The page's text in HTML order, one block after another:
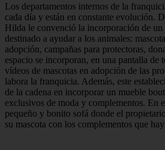
Los departamentos internos de la
cada día y están en constante evolución.
Hilda le con­venció la incorporación de
destinado a ayudar a los ani­males:
adopción, campañas para protectoras,
espacio se in­corporan, en una pantalla de
vídeos de mascotas en adop­ción de las
labora la franquicia. Además, este
de la cadena en incorporar un mueble
exclusivos de moda y complementos. En
pequeño y bonito sofá donde el
su mascota con los comple­mentos que